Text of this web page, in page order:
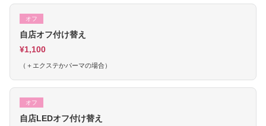
オフ
自店オフ付け替え
¥1,100
（＋エクステかパーマの場合）
オフ
自店LEDオフ付け替え